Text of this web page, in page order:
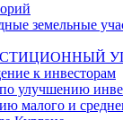
земельные
к инвесторам
улучшению
малого и